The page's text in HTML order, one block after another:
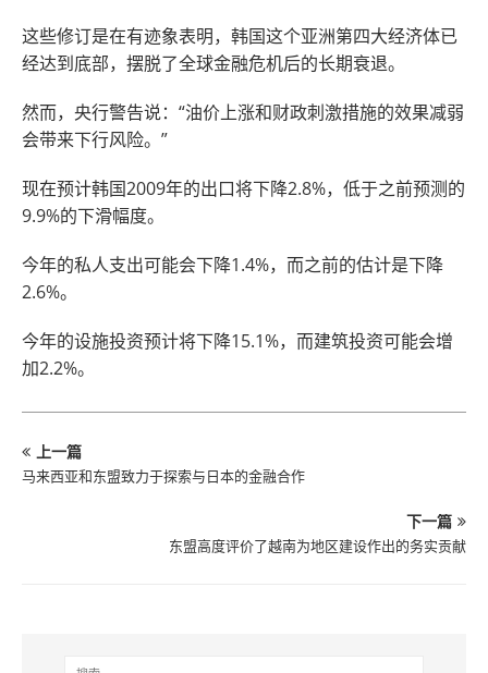
这些修订是在有迹象表明，韩国这个亚洲第四大经济体已
经达到底部，摆脱了全球金融危机后的长期衰退。
然而，央行警告说：“油价上涨和财政刺激措施的效果减弱
会带来下行风险。”
现在预计韩国2009年的出口将下降2.8%，低于之前预测的
9.9%的下滑幅度。
今年的私人支出可能会下降1.4%，而之前的估计是下降
2.6%。
今年的设施投资预计将下降15.1%，而建筑投资可能会增
加2.2%。
上一篇
马来西亚和东盟致力于探索与日本的金融合作
下一篇
东盟高度评价了越南为地区建设作出的务实贡献